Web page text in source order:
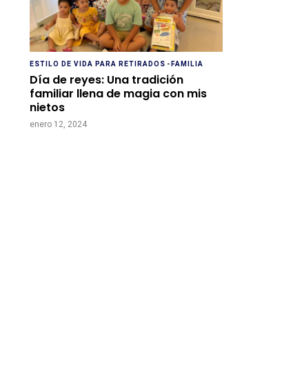
ESTILO DE VIDA PARA RETIRADOS -FAMILIA
Día de reyes: Una tradición
familiar llena de magia con mis
nietos
enero 12, 2024